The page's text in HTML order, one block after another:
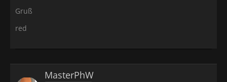
Gruß
red
MasterPhW